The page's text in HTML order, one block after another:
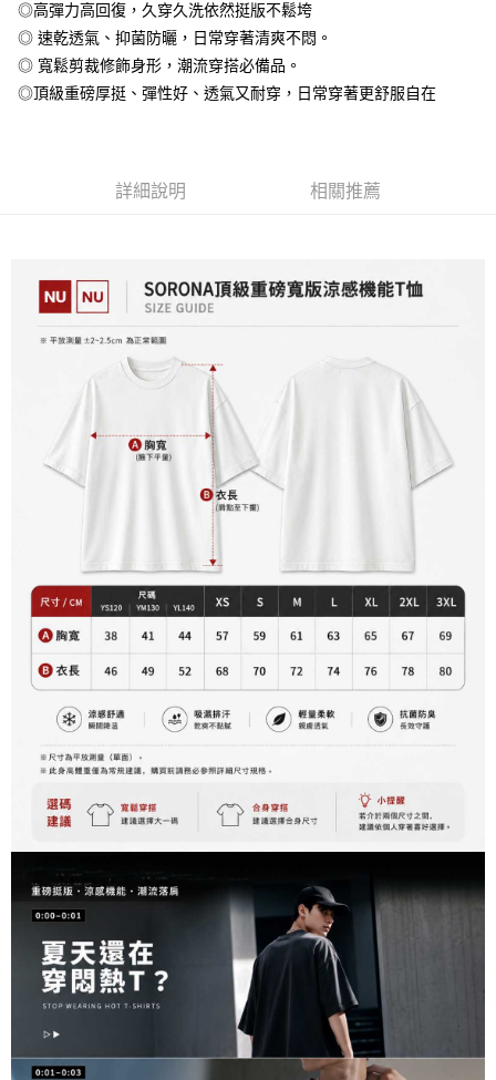
全盈+PAY
大哥付你分期
相關說明
【繳款方式說明】
1.分期款項不併入電信帳單，「大哥付你分期」於每月結算日後寄送繳費提
2.透過簡訊連結打開帳單後，可選擇「超商條碼／台灣大直營門市／銀行轉
帳／街口支付／iPASS MONEY」等通路繳費。
【注意事項】
1.本服務係由「台灣大哥大股份有限公司」（以下簡稱本公司）所提供，讓
用戶於交易時，得透過本服務購買商品或服務，並由商店將買賣／分期付款
買賣價金債權讓與本公司後，依約使用本公司帳單繳交帳款。
2.基於同意付款使用「大哥付你分期」之契約關係目的，商店將以您的個人
資料（包含姓名、電話或地址）提供予台灣大哥大進項蒐集、處理及利用，
由本公司與您本人進行分期帳單所需資料之確認、核對及更正。
3.完整用戶服務條款，請詳閱以下連結：
AFTEE先享後付是「在收到商品之後才付款」的支付方式。 讓您購物簡單
３．安心：先確認商品／服務後，再付款。
【「AFTEE先享後付」結帳流程】
１．於結帳方式選擇「AFTEE先享後付」後，將跳轉至「AFTEE先享後付」
結帳頁面，進行簡訊認證並確認金額後，即可完成結帳。
２．訂單成立數日內，您將收到繳費通知簡訊。
３．收到繳費通知簡訊後14天內，點擊此簡訊中的連結，可透過四大超商／
ATM／網路銀行／等多元方式進行付款，方視為交易完成。
※ 請注意：結帳手續完成當下不需立刻繳費，但若您需要取消訂單，請聯絡
購買商品的店家。未經商家同意取消之訂單仍視為有效，需透過AFTEE先享
後付繳納相關費用。
※ 交易是否成功請以「AFTEE先享後付 」之結帳頁面顯示為準，若有關於
是否繳費成功／繳費後需取消欲退款等相關疑問，請聯繫「AFTEE先享後付
https://netprotections.freshdesk.com/support/home
【注意事項】
１．透過由恩沛科技股份有限公司提供之「AFTEE先享後付」服務完成之交
易，需依本服務之必要範圍內提供個人資料，並將交易相關給付款項請求債
權轉讓予恩沛科技股份有限公司。
https://aftee.tw/terms/#terms3
３．未成年的使用者請事先徵得法定代理人或監護人之同意方可使用
「AFTEE先享後付」，若未經同意申辦者引起之損失，本公司不負相關責
４．使用「AFTEE先享後付」時，將依據個別帳號之用戶狀況，依本公司即
時審查核予不同之上限額度；若仍有額度不足之情形，本公司將視審查結果
請求用戶進行身份認證。
５．嚴禁一人註冊多個帳號或使用他人資訊註冊。若發現惡意使用之情形，
恩沛科技股份有限公司將有權停止該用戶之使用額度並採取法律行動。
全家付款取貨
每筆NT$65，滿NT$899(含以上)免運費
每筆NT$60，滿NT$899(含以上)免運費
7-11付款取貨
每筆NT$65，滿NT$899(含以上)免運費
每筆NT$60，滿NT$899(含以上)免運費
每筆NT$65，滿NT$899(含以上)免運費
◎高彈力高回復，久穿久洗依然挺版不鬆垮
◎ 速乾透氣、抑菌防曬，日常穿著清爽不悶。
◎ 寬鬆剪裁修飾身形，潮流穿搭必備品。
◎頂級重磅厚挺、彈性好、透氣又耐穿，日常穿著更舒服自在
詳細說明 相關推薦